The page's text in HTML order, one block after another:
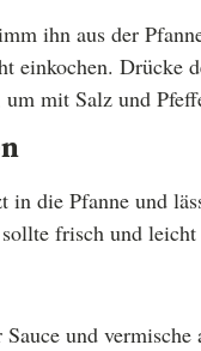
ihn aus der
einkochen. Drücke
mit Salz und
die Pfanne und
frisch und
und